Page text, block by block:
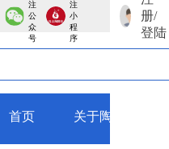
注
公
众
号
注
小
程
序
册/
登陆
首页 关于陶博会